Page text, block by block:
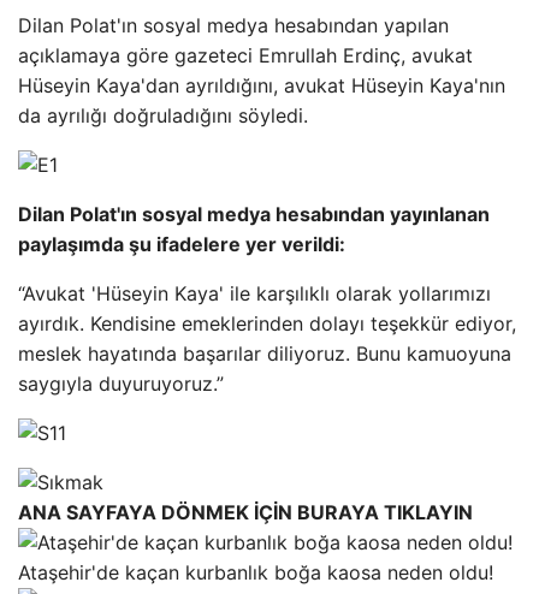
Dilan Polat'ın sosyal medya hesabından yapılan
açıklamaya göre gazeteci Emrullah Erdinç, avukat
Hüseyin Kaya'dan ayrıldığını, avukat Hüseyin Kaya'nın
da ayrılığı doğruladığını söyledi.
Dilan Polat'ın sosyal medya hesabından yayınlanan
paylaşımda şu ifadelere yer verildi:
“Avukat 'Hüseyin Kaya' ile karşılıklı olarak yollarımızı
ayırdık. Kendisine emeklerinden dolayı teşekkür ediyor,
meslek hayatında başarılar diliyoruz. Bunu kamuoyuna
saygıyla duyuruyoruz.”
ANA SAYFAYA DÖNMEK İÇİN BURAYA TIKLAYIN
Ataşehir'de kaçan kurbanlık boğa kaosa neden oldu!